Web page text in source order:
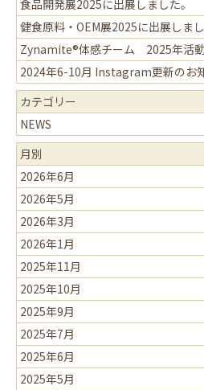
食品開発展2025に出展しました。
健食原料・OEM展2025に出展しまし
Zynamite®体感チーム 2025年活動
2024年6-10月 Instagram更新のお
カテゴリー
NEWS
月別
2026年6月
2026年5月
2026年3月
2026年1月
2025年11月
2025年10月
2025年9月
2025年7月
2025年6月
2025年5月